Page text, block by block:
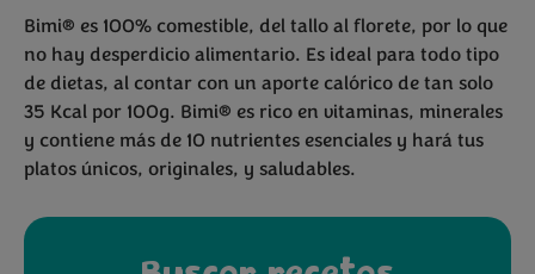
Bimi® es 100% comestible, del tallo al florete, por lo que
no hay desperdicio alimentario. Es ideal para todo tipo
de dietas, al contar con un aporte calórico de tan solo
35 Kcal por 100g. Bimi® es rico en vitaminas, minerales
y contiene más de 10 nutrientes esenciales y hará tus
platos únicos, originales, y saludables.